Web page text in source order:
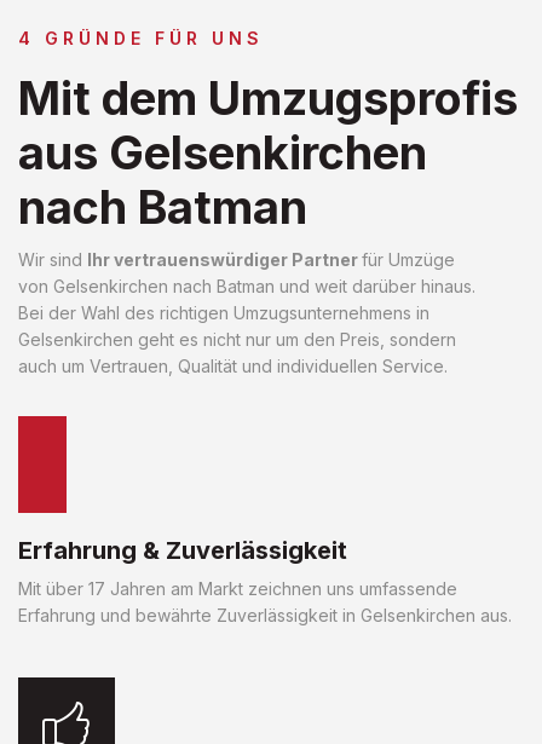
4 GRÜNDE FÜR UNS
Mit dem Umzugsprofis
aus Gelsenkirchen
nach Batman
Wir sind Ihr vertrauenswürdiger Partnerfür Umzüge
von Gelsenkirchen nach Batman und weit darüber hinaus.
Bei der Wahl des richtigen Umzugsunternehmens in
Gelsenkirchen geht es nicht nur um den Preis, sondern
auch um Vertrauen, Qualität und individuellen Service.
Erfahrung & Zuverlässigkeit
Mit über 17 Jahren am Markt zeichnen uns umfassende
Erfahrung und bewährte Zuverlässigkeit in Gelsenkirchen aus.